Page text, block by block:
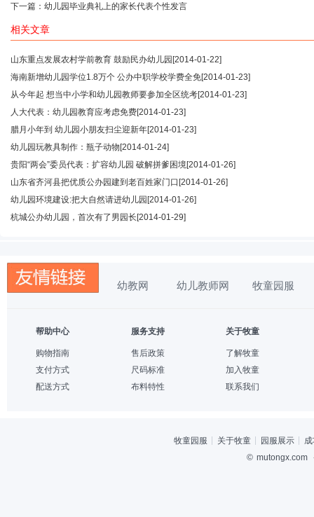
下一篇： 幼儿园毕业典礼上的家长代表个性发言
相关文章
山东重点发展农村学前教育 鼓励民办幼儿园 [2014-01-22]
海南新增幼儿园学位1.8万个 公办中职学校学费全免[2014-01-23]
从今年起 想当中小学和幼儿园教师要参加全区统考[2014-01-23]
人大代表：幼儿园教育应考虑免费[2014-01-23]
腊月小年到 幼儿园小朋友扫尘迎新年[2014-01-23]
幼儿园玩教具制作：瓶子动物 [2014-01-24]
贵阳“两会”委员代表：扩容幼儿园 破解拼爹困境[2014-01-26]
山东省齐河县把优质公办园建到老百姓家门口 [2014-01-26]
幼儿园环境建设:把大自然请进幼儿园 [2014-01-26]
杭城公办幼儿园，首次有了男园长 [2014-01-29]
幼教网 幼儿教师网 牧童园服
帮助中心
购物指南
支付方式
配送方式
服务支持
售后政策
尺码标准
布料特性
关于牧童
了解牧童
加入牧童
联系我们
牧童园服 关于牧童 园服展示
© mutongx.com